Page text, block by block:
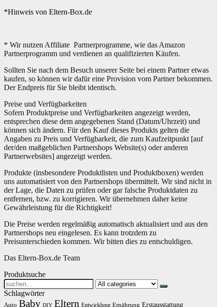
*Hinweis von Eltern-Box.de
* Wir nutzen Affiliate Partnerprogramme, wie das Amazon
Partnerprogramm und verdienen an qualifizierten Käufen.
Sollten Sie nach dem Besuch unserer Seite bei einem Partner etwas
kaufen, so können wir dafür eine Provision vom Partner bekommen.
Der Endpreis für Sie bleibt identisch.
Preise und Verfügbarkeiten
Sofern Produktpreise und Verfügbarkeiten angezeigt werden,
entsprechen diese dem angegebenen Stand (Datum/Uhrzeit) und
können sich ändern. Für den Kauf dieses Produkts gelten die
Angaben zu Preis und Verfügbarkeit, die zum Kaufzeitpunkt [auf
der/den maßgeblichen Partnershops Website(s) oder anderen
Partnerwebsites] angezeigt werden.
Produkte (insbesondere Produktlisten und Produktboxen) werden
uns automatisiert von den Partnershops übermittelt. Wir sind nicht in
der Lage, die Daten zu prüfen oder gar falsche Produktdaten zu
entfernen, bzw. zu korrigieren. Wir übernehmen daher keine
Gewährleistung für die Richtigkeit!
Die Preise werden regelmäßig automatisch aktualisiert und aus den
Partnershops neu eingelesen. Es kann trotzdem zu
Preisunterschieden kommen. Wir bitten dies zu entschuldigen.
Das Eltern-Box.de Team
Produktsuche
Search
for:
Schlagwörter
Auto Baby DIY Eltern Entwicklung Ernährung Erstausstattung